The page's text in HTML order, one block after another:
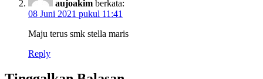
aujoakim berkata:
08 Juni 2021 pukul 11:41
Maju terus smk stella maris
Reply